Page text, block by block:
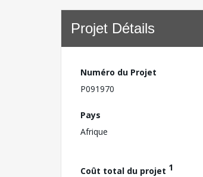
Projet Détails
Numéro du Projet
P091970
Pays
Afrique
Coût total du projet 1